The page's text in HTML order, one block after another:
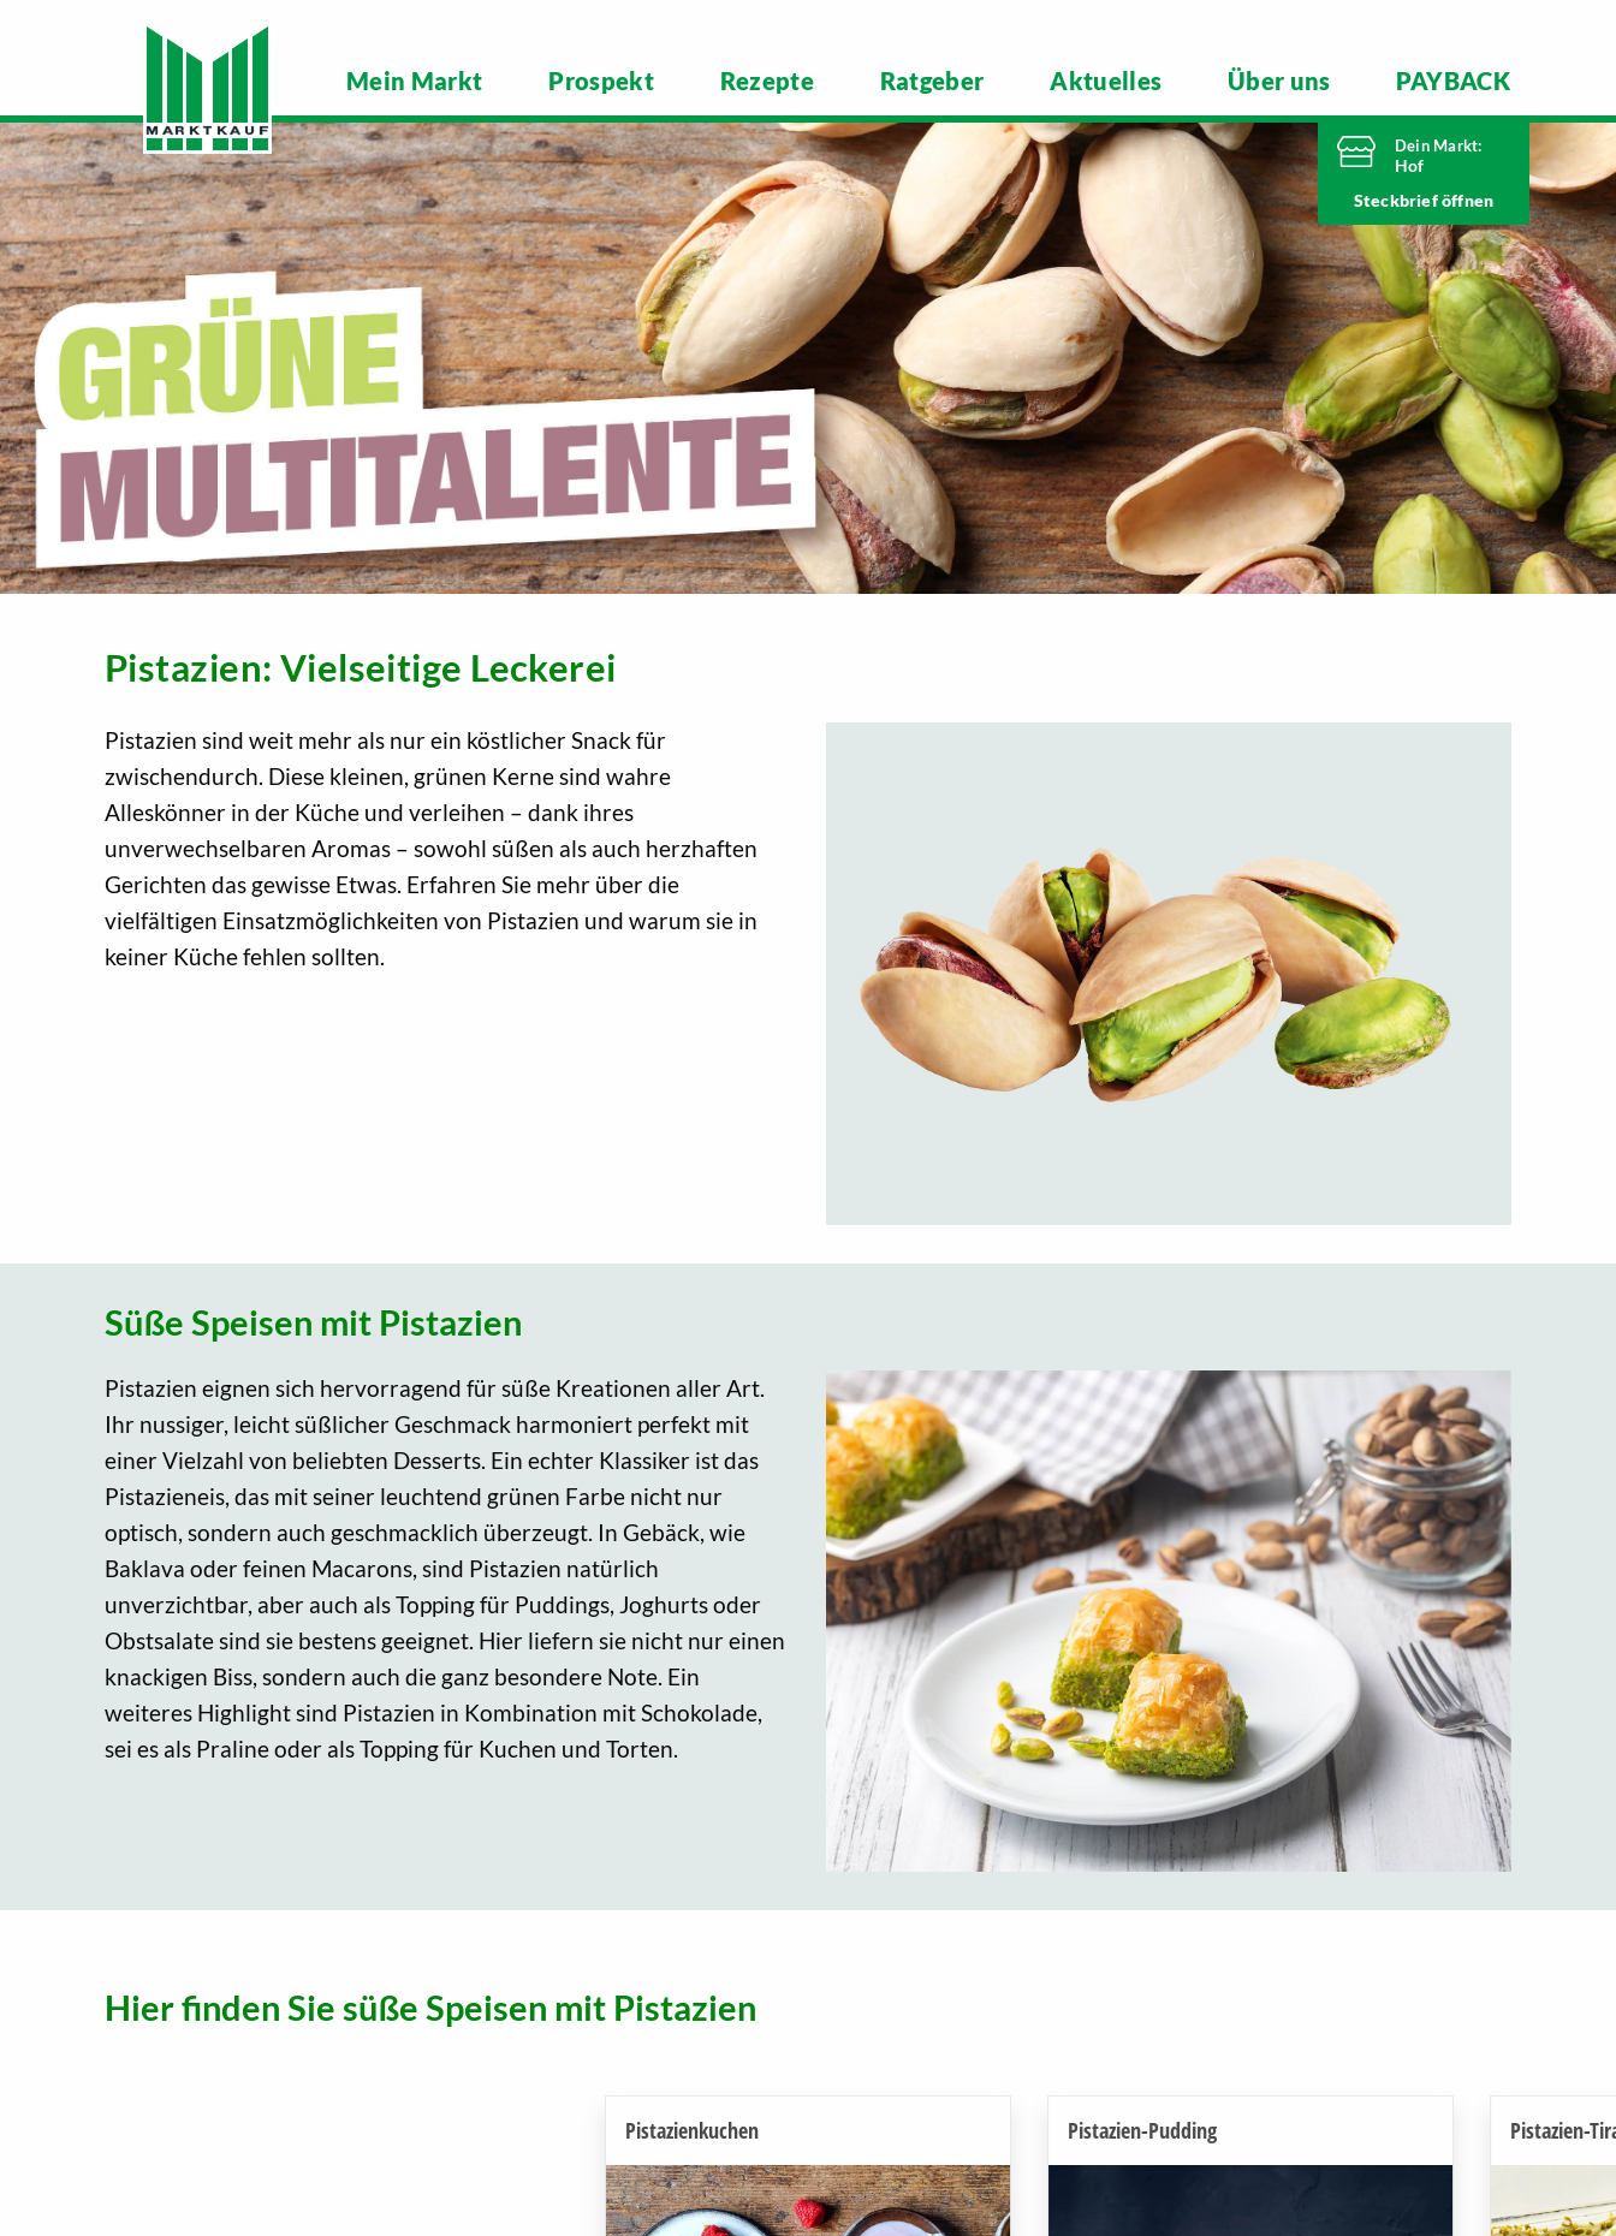
Mein Markt Prospekt Rezepte Ratgeber Aktuelles Über uns PAYBACK
Dein Markt:
Hof
Heute bis
Telefonnummer
09281 7186
Schleizer Straße 49
95028 Hof
Markt ändern
Steckbrief
Pistazien: Vielseitige Leckerei
Pistazien sind weit mehr als nur ein köstlicher Snack für
zwischendurch. Diese kleinen, grünen Kerne sind wahre
Alleskönner in der Küche und verleihen – dank ihres
unverwechselbaren Aromas – sowohl süßen als auch herzhaften
Gerichten das gewisse Etwas. Erfahren Sie mehr über die
vielfältigen Einsatzmöglichkeiten von Pistazien und warum sie in
keiner Küche fehlen sollten.
Süße Speisen mit Pistazien
Pistazien eignen sich hervorragend für süße Kreationen aller Art.
Ihr nussiger, leicht süßlicher Geschmack harmoniert perfekt mit
einer Vielzahl von beliebten Desserts. Ein echter Klassiker ist das
Pistazieneis, das mit seiner leuchtend grünen Farbe nicht nur
optisch, sondern auch geschmacklich überzeugt. In Gebäck, wie
Baklava oder feinen Macarons, sind Pistazien natürlich
unverzichtbar, aber auch als Topping für Puddings, Joghurts oder
Obstsalate sind sie bestens geeignet. Hier liefern sie nicht nur einen
knackigen Biss, sondern auch die ganz besondere Note. Ein
weiteres Highlight sind Pistazien in Kombination mit Schokolade,
sei es als Praline oder als Topping für Kuchen und Torten.
Hier finden Sie süße Speisen mit Pistazien
Pistazienkuchen Pistazien-Pudding Pistazien-